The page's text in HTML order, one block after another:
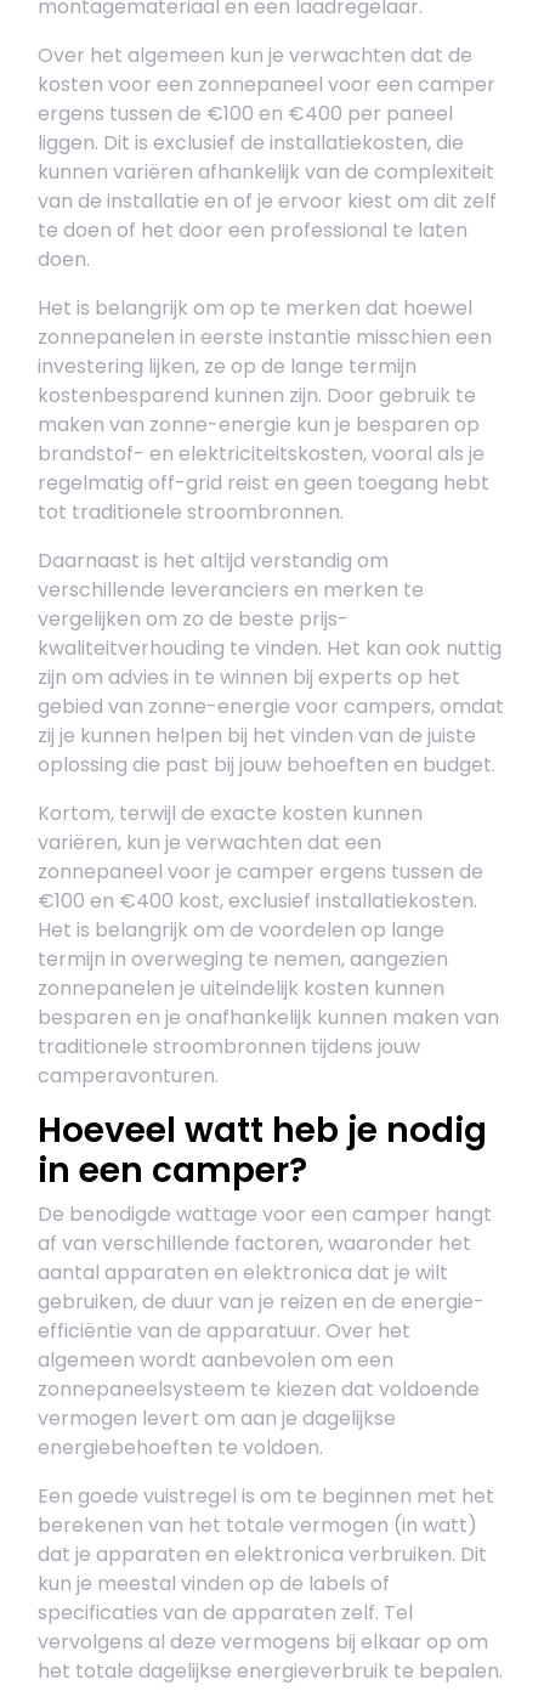
montagemateriaal en een laadregelaar.
Over het algemeen kun je verwachten dat de
kosten voor een zonnepaneel voor een camper
ergens tussen de €100 en €400 per paneel
liggen. Dit is exclusief de installatiekosten, die
kunnen variëren afhankelijk van de complexiteit
van de installatie en of je ervoor kiest om dit zelf
te doen of het door een professional te laten
doen.
Het is belangrijk om op te merken dat hoewel
zonnepanelen in eerste instantie misschien een
investering lijken, ze op de lange termijn
kostenbesparend kunnen zijn. Door gebruik te
maken van zonne-energie kun je besparen op
brandstof- en elektriciteitskosten, vooral als je
regelmatig off-grid reist en geen toegang hebt
tot traditionele stroombronnen.
Daarnaast is het altijd verstandig om
verschillende leveranciers en merken te
vergelijken om zo de beste prijs-
kwaliteitverhouding te vinden. Het kan ook nuttig
zijn om advies in te winnen bij experts op het
gebied van zonne-energie voor campers, omdat
zij je kunnen helpen bij het vinden van de juiste
oplossing die past bij jouw behoeften en budget.
Kortom, terwijl de exacte kosten kunnen
variëren, kun je verwachten dat een
zonnepaneel voor je camper ergens tussen de
€100 en €400 kost, exclusief installatiekosten.
Het is belangrijk om de voordelen op lange
termijn in overweging te nemen, aangezien
zonnepanelen je uiteindelijk kosten kunnen
besparen en je onafhankelijk kunnen maken van
traditionele stroombronnen tijdens jouw
camperavonturen.
Hoeveel watt heb je nodig
in een camper?
De benodigde wattage voor een camper hangt
af van verschillende factoren, waaronder het
aantal apparaten en elektronica dat je wilt
gebruiken, de duur van je reizen en de energie-
efficiëntie van de apparatuur. Over het
algemeen wordt aanbevolen om een
zonnepaneelsysteem te kiezen dat voldoende
vermogen levert om aan je dagelijkse
energiebehoeften te voldoen.
Een goede vuistregel is om te beginnen met het
berekenen van het totale vermogen (in watt)
dat je apparaten en elektronica verbruiken. Dit
kun je meestal vinden op de labels of
specificaties van de apparaten zelf. Tel
vervolgens al deze vermogens bij elkaar op om
het totale dagelijkse energieverbruik te bepalen.